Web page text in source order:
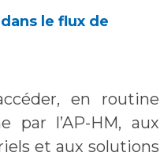
le flux de
en routine
par l’AP-HM, aux
et aux solutions